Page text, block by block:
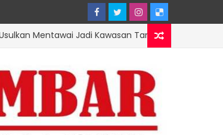
Jadi Kawasan Tambak Udang Terintegrasi, Menteri